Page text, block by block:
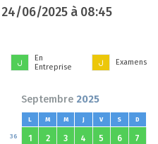
24/06/2025 à 08:45
En
Entreprise
Examens
Septembre 2025
L M M J V S D
1
36 2 3 4 5 6 7